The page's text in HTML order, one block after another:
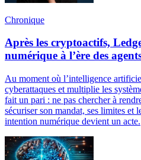
Chronique
Après les cryptoactifs,
numérique à l’ère des
Au moment où l’intelligence
cyberattaques et multiplie les
fait un pari : ne pas chercher à
sécuriser son mandat, ses limites et
intention numérique devient un acte.